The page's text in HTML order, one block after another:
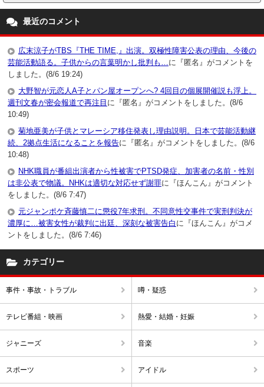
同期のグループにまだしがみついてるのは、正直情けない。
19 匿名 ( 2013年12月31日 2:27 PM ) ID:ZWVmYjcxMm
あのね、NHKは民放じゃないの。
NHKに貢献しないと、紅白には出れないの。
SexyZoneもNYCも、アニメの主題歌歌って貢献してたでしょ。
キスマイが何か貢献したの？
″歌手″一本で頑張っている方々の夢の場所に、
先輩の足にしがみついてるだけで、
記録もなにも打ち立てていない若造が出場するなんて、
場違いだと、ファンすらも思わないの？
20 嵐LOVE ( 2014年1月2日 11:03 PM ) ID:NjhiZjdlNm
キスマイ、キスマイ うっせーよ！
嵐は今年デビュー15周年だけど
これこそ何で？ファンは10年！10年
も待ったの！
キスマイなんてまだデビューから
最近のコメント
広末涼子がTBS『THE TIME,』出演。双極性障害公表の理由、今後の
芸能活動語る。子供からの言葉明かし批判も…に『匿名』がコメントを
しました。(8/6 19:24)
大野智が元恋人A子とパン屋オープンへ? 4回目の個展開催説も浮上。
週刊文春が密会報道で再注目 に『匿名』がコメントをしました。(8/6
10:49)
菊地亜美が子供とマレーシア移住発表し理由説明。日本で芸能活動継
続、2拠点生活になることを報告に『匿名』がコメントをしました。(8/6
10:48)
NHK職員が番組出演者から性被害でPTSD発症、加害者の名前・性別
は非公表で物議。NHKは適切な対応せず謝罪に『ほんこん』がコメント
をしました。(8/6 7:47)
元ジャンポケ斉藤慎二に懲役7年求刑。不同意性交事件で実刑判決が
濃厚に…被害女性が裁判に出廷、深刻な被害告白 に『ほんこん』がコメ
ントをしました。(8/6 7:46)
カテゴリー
事件・事故・トラブル 噂・疑惑
テレビ番組・映画 熱愛・結婚・妊娠
ジャニーズ 音楽
スポーツ アイドル